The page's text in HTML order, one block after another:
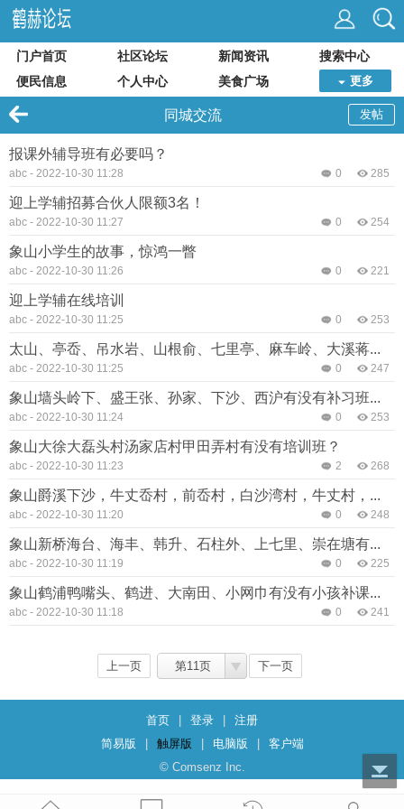
门户首页 社区论坛 新闻资讯
搜索中心
便民信息
个人中心 美食广场 更多
发帖
同城交流
报课外辅导班有必要吗？
abc - 2022-10-30 11:28 285
0
迎上学辅招募合伙人限额3名！
abc - 2022-10-30 11:27 254
0
象山小学生的故事，惊鸿一瞥
abc - 2022-10-30 11:26 221
0
迎上学辅在线培训
abc - 2022-10-30 11:25 253
0
太山、亭岙、吊水岩、山根俞、七里亭、麻车岭、大溪蒋...
abc - 2022-10-30 11:25 247
0
象山墙头岭下、盛王张、孙家、下沙、西沪有没有补习班...
abc - 2022-10-30 11:24 253
0
象山大徐大磊头村汤家店村甲田弄村有没有培训班？
abc - 2022-10-30 11:23 268
2
象山爵溪下沙，牛丈岙村，前岙村，白沙湾村，牛丈村，...
abc - 2022-10-30 11:20 248
0
象山新桥海台、海丰、韩升、石柱外、上七里、崇在塘有...
abc - 2022-10-30 11:19 225
0
象山鹤浦鸭嘴头、鹤进、大南田、小网巾有没有小孩补课...
abc - 2022-10-30 11:18 241
0
上一页 第11页 下一页
首页 登录
注册
简易版
触屏版 电脑版
客户端
© Comsenz Inc.